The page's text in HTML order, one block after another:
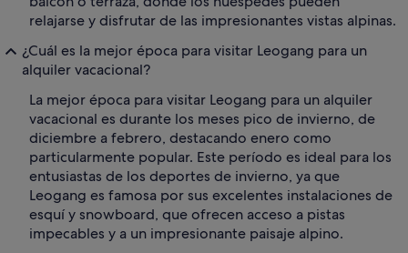
relajarse y disfrutar de las impresionantes vistas alpinas.
¿Cuál es la mejor época para visitar Leogang para un
alquiler vacacional?
La mejor época para visitar Leogang para un alquiler
vacacional es durante los meses pico de invierno, de
diciembre a febrero, destacando enero como
particularmente popular. Este período es ideal para los
entusiastas de los deportes de invierno, ya que
Leogang es famosa por sus excelentes instalaciones de
esquí y snowboard, que ofrecen acceso a pistas
impecables y a un impresionante paisaje alpino.